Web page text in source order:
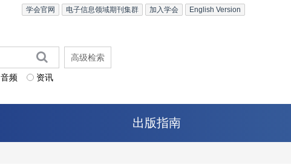
English Version
加入学会
电子信息领域期刊集群
学会官网
音频 资讯
高级检索
出版指南